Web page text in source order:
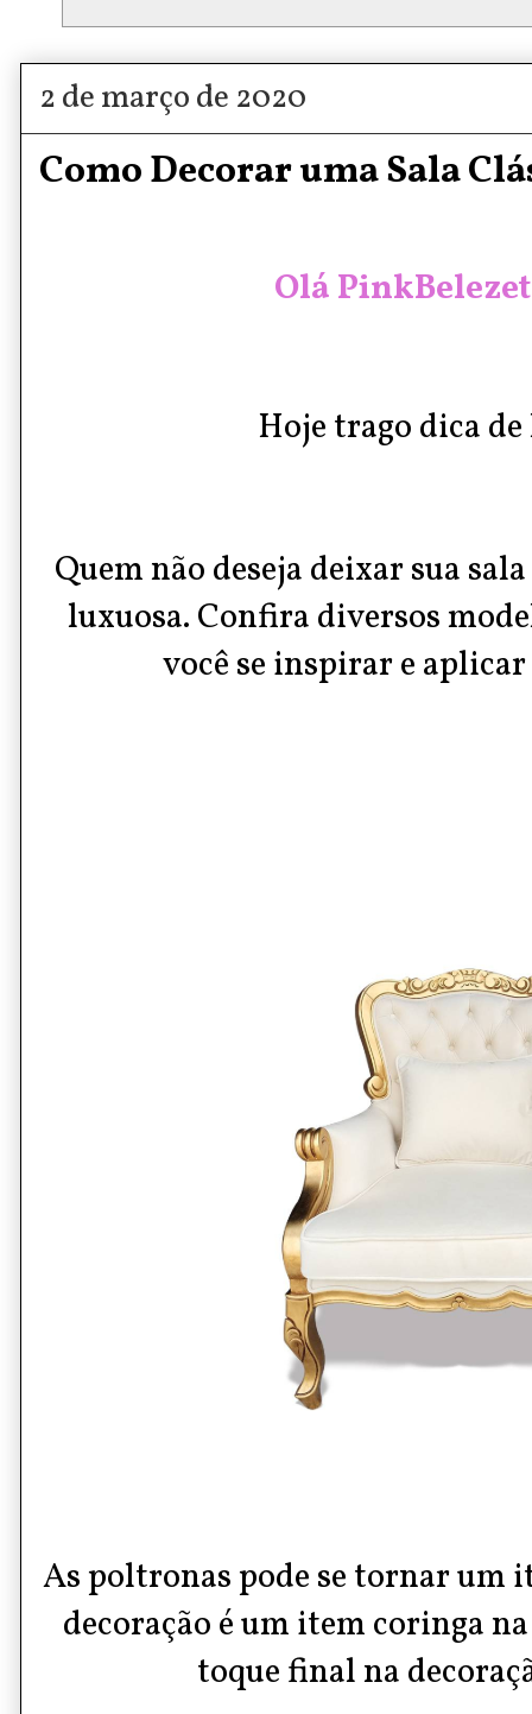
2 de março de 2020
Como Decorar uma Sala
Olá
Hoje trago dica
Quem não deseja deixar sua
luxuosa.Confira diversos
você se inspirar e aplicar
Aspoltronaspode se tornar um
decoraçãoé um item coringa
toque final na